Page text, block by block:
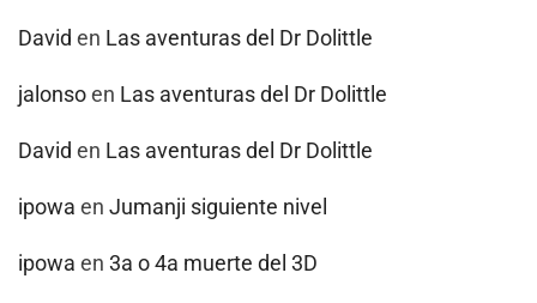
David en Las aventuras del Dr Dolittle
jalonsoen Las aventuras del Dr Dolittle
David en Las aventuras del Dr Dolittle
ipowa en Jumanji siguiente nivel
ipowa en 3a o 4a muerte del 3D